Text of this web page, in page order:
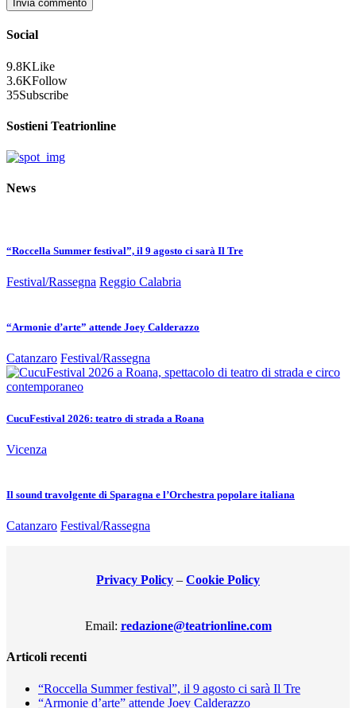
Social
9.8KLike
3.6KFollow
35Subscribe
Sostieni Teatrionline
News
“Roccella Summer festival”, il 9 agosto ci sarà Il Tre
Festival/Rassegna Reggio Calabria
“Armonie d’arte” attende Joey Calderazzo
Catanzaro Festival/Rassegna
CucuFestival 2026: teatro di strada a Roana
Vicenza
Il sound travolgente di Sparagna e l’Orchestra popolare italiana
Catanzaro Festival/Rassegna
Privacy Policy – Cookie Policy
Email: redazione@teatrionline.com
Articoli recenti
“Roccella Summer festival”, il 9 agosto ci sarà Il Tre
“Armonie d’arte” attende Joey Calderazzo